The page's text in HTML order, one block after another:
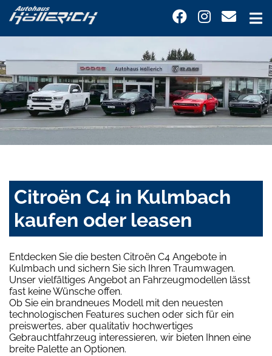
Citroën C4 in Kulmbach
kaufen oder leasen
Entdecken Sie die besten Citroën C4 Angebote in
Kulmbach und sichern Sie sich Ihren Traumwagen.
Unser vielfältiges Angebot an Fahrzeugmodellen lässt
fast keine Wünsche offen.
Ob Sie ein brandneues Modell mit den neuesten
technologischen Features suchen oder sich für ein
preiswertes, aber qualitativ hochwertiges
Gebrauchtfahrzeug interessieren, wir bieten Ihnen eine
breite Palette an Optionen.